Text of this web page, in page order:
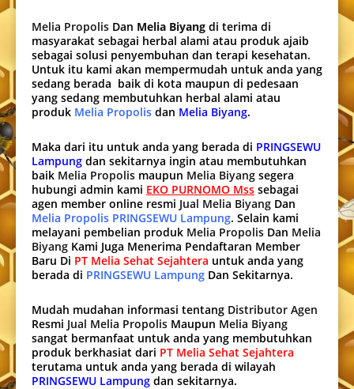
Melia Propolis Dan Melia Biyang di terima di
masyarakat sebagai herbal alami atau produk ajaib
sebagai solusi penyembuhan dan terapi kesehatan.
Untuk itu kami akan mempermudah untuk anda yang
sedang berada baik di kota maupun di pedesaan
yang sedang membutuhkan herbal alami atau
produk Melia Propolis dan Melia Biyang.
Maka dari itu untuk anda yang berada di PRINGSEWU
Lampung dan sekitarnya ingin atau membutuhkan
baik Melia Propolis maupun Melia Biyang segera
hubungi admin kami EKO PURNOMO Mss sebagai
agen member online resmi Jual Melia Biyang Dan
Melia Propolis PRINGSEWU Lampung. Selain kami
melayani pembelian produk Melia Propolis Dan Melia
Biyang Kami Juga Menerima Pendaftaran Member
Baru Di PT Melia Sehat Sejahtera untuk anda yang
berada di PRINGSEWU Lampung Dan Sekitarnya.
Mudah mudahan informasi tentang Distributor Agen
Resmi Jual Melia Propolis Maupun Melia Biyang
sangat bermanfaat untuk anda yang membutuhkan
produk berkhasiat dari PT Melia Sehat Sejahtera
terutama untuk anda yang berada di wilayah
PRINGSEWU Lampung dan sekitarnya.